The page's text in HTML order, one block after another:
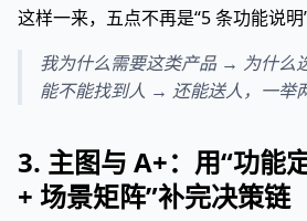
这样一来，五点不再是“5 条功能说明
我为什么需要这类产品 → 为什么
能不能找到人 → 还能送人，一举
3. 主图与 A+：用“功能
+ 场景矩阵”补完决策链